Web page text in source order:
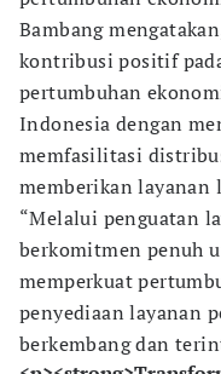
Bambang
kontribusi positif
pertumbuhan
Indonesia dengan
memfasilitasi
memberikan
“Melalui penguatan
berkomitmen penuh
memperkuat
penyediaan layanan
berkembang dan